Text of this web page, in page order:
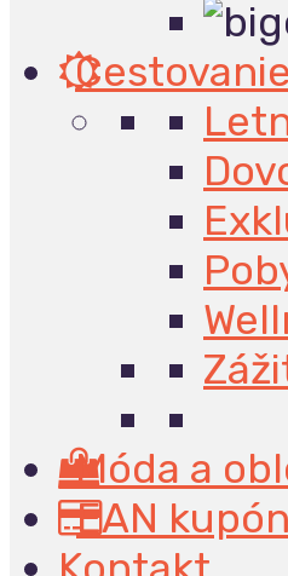
Cestovanie
Móda a
EAN